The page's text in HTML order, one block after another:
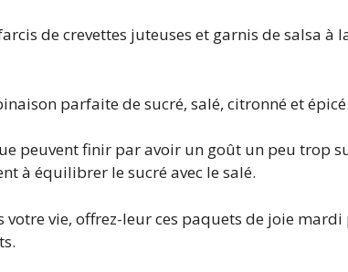
de crevettes juteuses et garnis de salsa à
parfaite de sucré, salé, citronné et épicé.
peuvent finir par avoir un goût un peu trop
à équilibrer le sucré avec le salé.
votre vie, offrez-leur ces paquets de joie